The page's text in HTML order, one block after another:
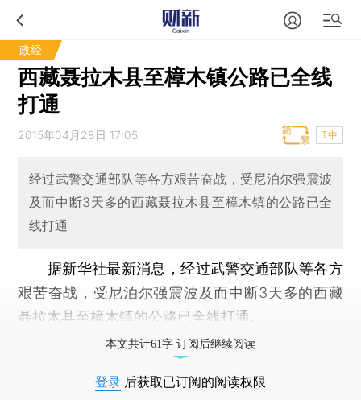
政经
西藏聂拉木县至樟木镇公路已全线
打通
2015年04月28日 17:05 T中
经过武警交通部队等各方艰苦奋战，受尼泊尔强震波
及而中断3天多的西藏聂拉木县至樟木镇的公路已全
线打通
据新华社最新消息，经过武警交通部队等各方
艰苦奋战，受尼泊尔强震波及而中断3天多的西藏
聂拉木县至樟木镇的公路已全线打通。
本文共计61字 订阅后继续阅读
登录 后获取已订阅的阅读权限